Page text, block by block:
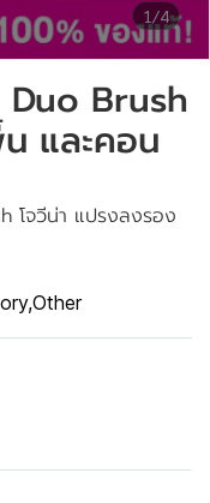
1/4
Brush
และคอน
โจวีน่า แปรงลงรอง
,Other